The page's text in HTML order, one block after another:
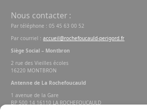
Nous contacter :
Par téléphone : 05 45 63 00 52
Par courriel :accueil@rochefoucauld-perigord.fr
Siège Social – Montbron
2 rue des Vieilles écoles
16220 MONTBRON
Antenne de La Rochefoucauld
1 avenue de la Gare
BP 500 14 16110 LA ROCHEFOUCAULD